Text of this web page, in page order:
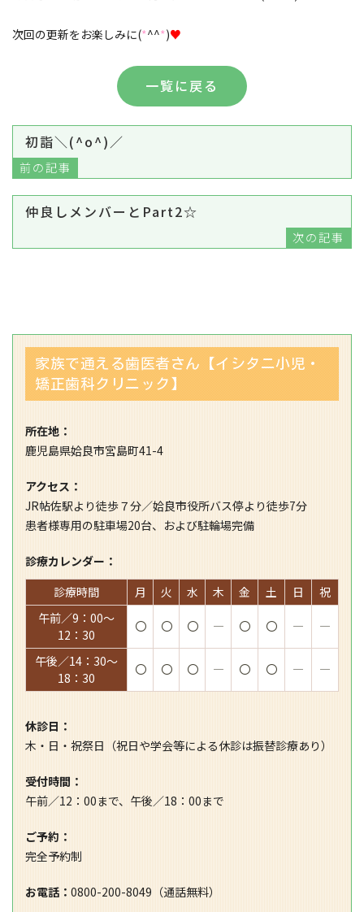
次回の更新をお楽しみに(*^^*)♥
初詣＼(^o^)／
前の記事
一覧に戻る
仲良しメンバーとPart2☆
次の記事
家族で通える歯医者さん【イシタニ小児・
矯正歯科クリニック】
所在地：
鹿児島県姶良市宮島町41-4
アクセス：
JR帖佐駅より徒歩７分／姶良市役所バス停より徒歩7分
患者様専用の駐車場20台、および駐輪場完備
診療カレンダー：
診療時間
月 火 水 木 金 土 日
祝
午前／9：00～
12：30
〇 〇 〇 ― 〇 〇 ― ―
午後／14：30～
18：30
〇 〇 〇 ― 〇 〇 ― ―
休診日：
木・日・祝祭日（祝日や学会等による休診は振替診療あり）
受付時間：
午前／12：00まで、午後／18：00まで
ご予約：
完全予約制
お電話： 0800-200-8049（通話無料）